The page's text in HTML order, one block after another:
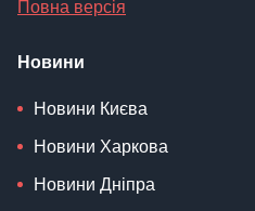
Повна версія
Новини
Новини Києва
Новини Харкова
Новини Дніпра